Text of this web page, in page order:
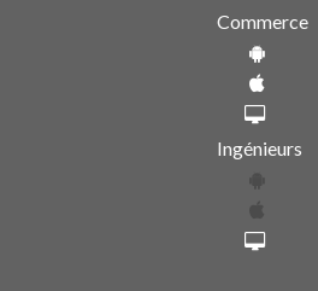
Commerce
Ingénieurs